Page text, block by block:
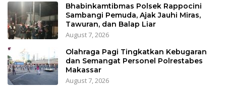
Bhabinkamtibmas Polsek Rappocini
Sambangi Pemuda, Ajak Jauhi Miras,
Tawuran, dan Balap Liar
August 7, 2026
Olahraga Pagi Tingkatkan Kebugaran
dan Semangat Personel Polrestabes
Makassar
August 7, 2026